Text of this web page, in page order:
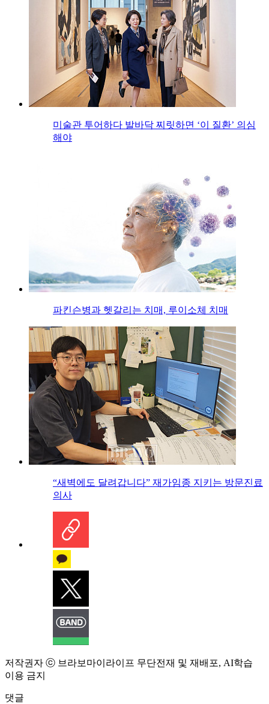
미술관 투어하다 발바닥 찌릿하면 ‘이 질환’ 의심
해야
파킨슨병과 헷갈리는 치매, 루이소체 치매
“새벽에도 달려갑니다” 재가임종 지키는 방문진료
의사
저작권자 ⓒ 브라보마이라이프 무단전재 및 재배포, AI학습
이용 금지
댓글